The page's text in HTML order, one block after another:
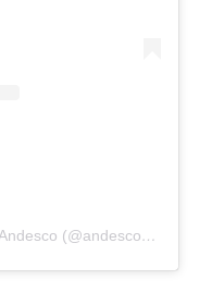
Una publicación compartida por Andesco (@andescocolombia)